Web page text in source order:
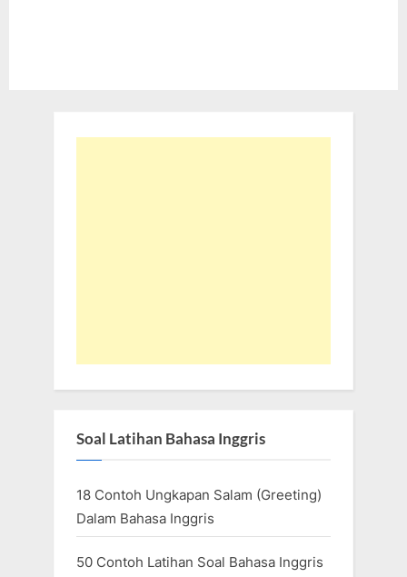
Soal Latihan Bahasa Inggris
18 Contoh Ungkapan Salam (Greeting)
Dalam Bahasa Inggris
50 Contoh Latihan Soal Bahasa Inggris